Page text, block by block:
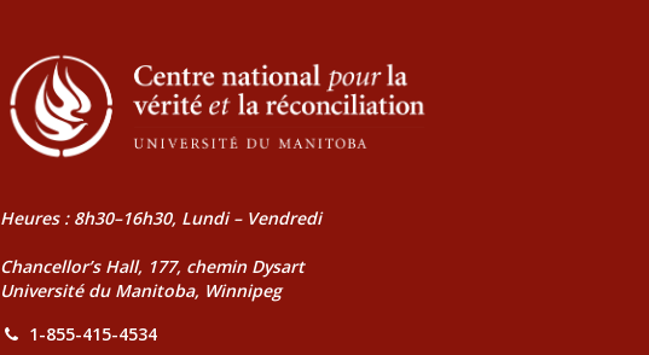
Heures : 8h30–16h30, Lundi – Vendredi
Chancellor’s Hall, 177, chemin Dysart
Université du Manitoba, Winnipeg
1-855-415-4534